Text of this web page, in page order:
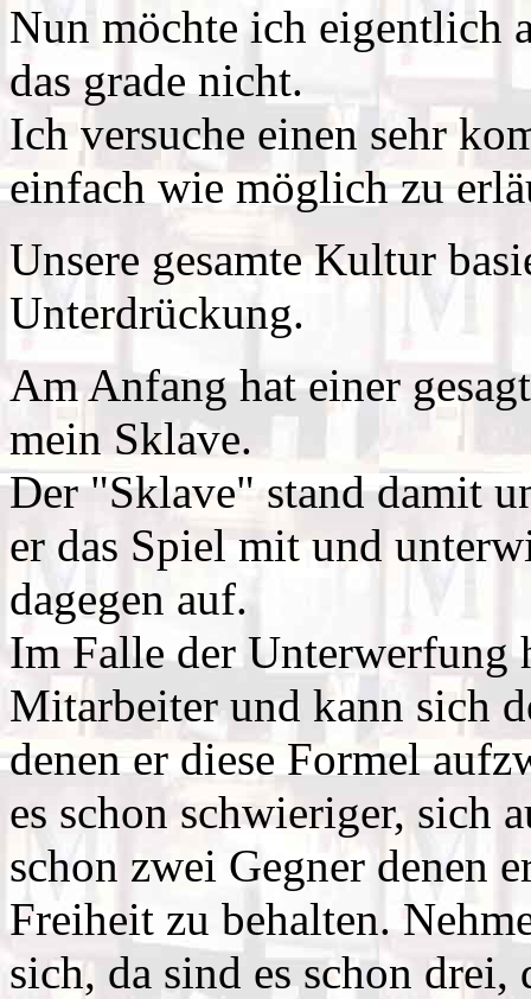
Nun möchte ich eigentlich
das grade nicht.
Ich versuche einen sehr
einfach wie möglich zu
Unsere gesamte Kultur
Unterdrückung.
Am Anfang hat einer
mein Sklave.
Der "Sklave" stand damit
er das Spiel mit und
dagegen auf.
Im Falle der Unterwerfung
Mitarbeiter und kann sich
denen er diese Formel
es schon schwieriger, sich
schon zwei Gegner denen
Freiheit zu behalten.
sich, da sind es schon